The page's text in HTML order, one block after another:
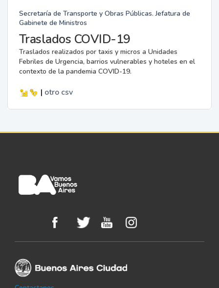
Secretaría de Transporte y Obras Públicas. Jefatura de
Gabinete de Ministros
Traslados COVID-19
Traslados realizados por taxis y micros a Unidades
Febriles de Urgencia, barrios vulnerables y hoteles en el
contexto de la pandemia COVID-19.
| otro csv